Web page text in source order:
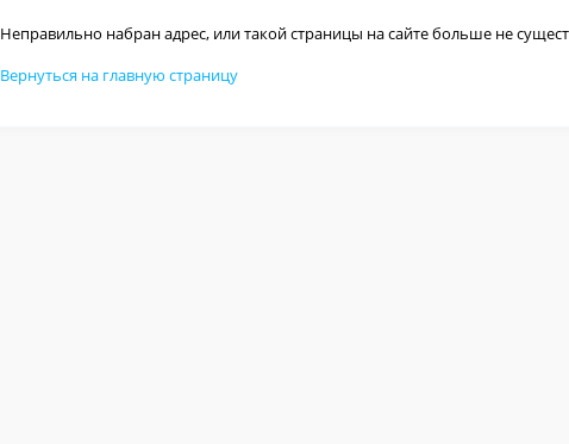
Неправильно набран адрес, или такой страницы на сайте больше не
Вернуться на главную страницу